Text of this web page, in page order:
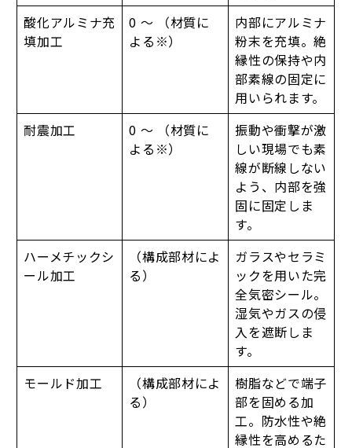
酸化アルミナ充
填加工
0 ～ （材質に
よる※）
内部にアルミナ
粉末を充填。絶
縁性の保持や内
部素線の固定に
用いられます。
耐震加工
0 ～ （材質に
よる※）
振動や衝撃が激
しい現場でも素
線が断線しない
よう、内部を強
固に固定しま
す。
ハーメチックシ
ール加工
（構成部材によ
る）
ガラスやセラミ
ックを用いた完
全気密シール。
湿気やガスの侵
入を遮断しま
す。
モールド加工
（構成部材によ
る）
樹脂などで端子
部を固める加
工。防水性や絶
縁性を高めるた